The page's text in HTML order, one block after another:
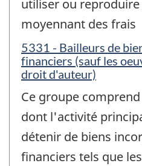
utiliser ou reproduire
moyennant des frais
5331 - Bailleurs de
financiers (sauf les
droit d'auteur)
Ce groupe
dont l'activité
détenir de biens
financiers tels que